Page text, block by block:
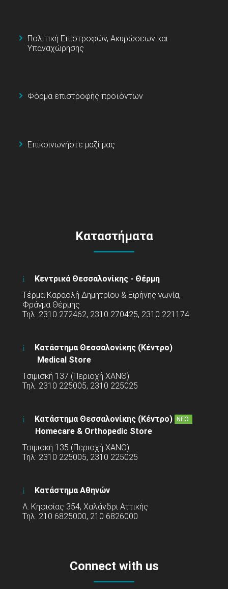
Πολιτική Επιστροφών, Ακυρώσεων και
Υπαναχώρησης
Φόρμα επιστροφής προϊόντων
Επικοινωνήστε μαζί μας
Καταστήματα
Κεντρικά Θεσσαλονίκης - Θέρμη
Τέρμα Καραολή Δημητρίου & Ειρήνης γωνία,
Φράγμα Θέρμης
Τηλ: 2310 272462, 2310 270425, 2310 221174
Κατάστημα Θεσσαλονίκης (Κέντρο)
Medical Store
Τσιμισκή 137 (Περιοχή ΧΑΝΘ)
Τηλ: 2310 225005, 2310 225025
Κατάστημα Θεσσαλονίκης (Κέντρο) ΝΕΟ
Homecare & Orthopedic Store
Τσιμισκή 135 (Περιοχή ΧΑΝΘ)
Τηλ: 2310 225005, 2310 225025
Κατάστημα Αθηνών
Λ. Κηφισίας 354, Χαλάνδρι Αττικής
Τηλ: 210 6825000, 210 6826000
Connect with us